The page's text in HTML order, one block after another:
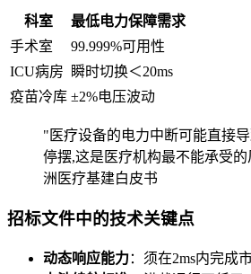
科室
最低电力保障需求
手术室
99.999%可用性
ICU病房
瞬时切换＜20ms
疫苗冷库 ±2%电压波动
"医疗设备的电力中断可能直接
停摆,这是医疗机构最不能承受
洲医疗基建白皮书
招标文件中的技术关键点
动态响应能力：须在2ms内完成